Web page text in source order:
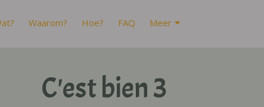
Waarom? Hoe? FAQ Meer
C'est bien 3